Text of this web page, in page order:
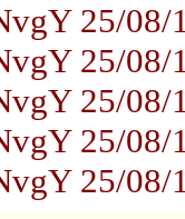
25/08/
25/08/
25/08/
25/08/
25/08/